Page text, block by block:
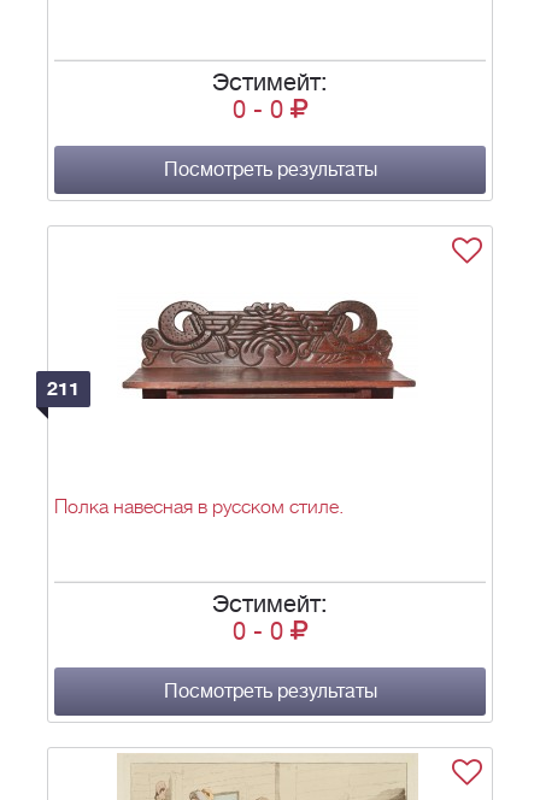
Эстимейт:
0 - 0
Посмотреть результаты
211
Полка навесная в русском стиле.
Эстимейт:
0 - 0
Посмотреть результаты